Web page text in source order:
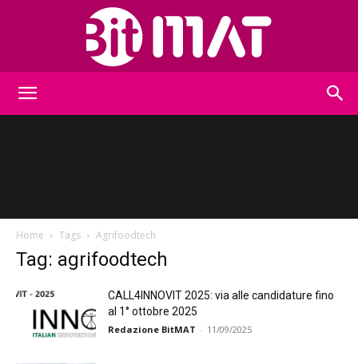
Home Tags Agrifoodtech
Tag: agrifoodtech
CALL4INNOVIT 2025: via alle candidature fino
al 1° ottobre 2025
Redazione BitMAT - 11/09/2025